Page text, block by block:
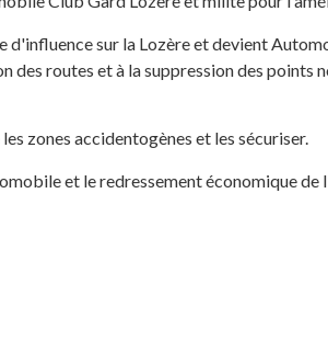
d'influence sur la Lozère et devient
des routes et à la suppression des
zones accidentogènes et les sécuriser.
et le redressement économique